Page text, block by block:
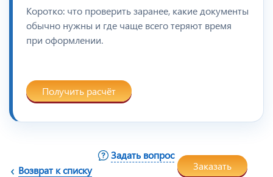
Коротко: что проверить заранее, какие документы
обычно нужны и где чаще всего теряют время
при оформлении.
Получить расчёт
Возврат к списку
Задать вопрос
Заказать